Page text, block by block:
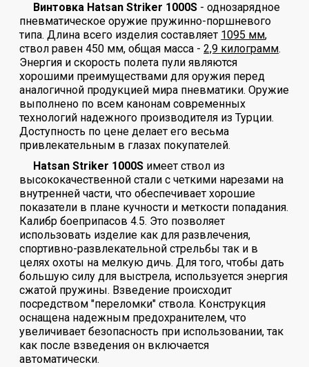
Винтовка Hatsan Striker 1000S - однозарядное
пневматическое оружие пружинно-поршневого
типа. Длина всего изделия составляет 1095 мм,
ствол равен 450 мм, общая масса -2,9 килограмм.
Энергия и скорость полета пули являются
хорошими преимуществами для оружия перед
аналогичной продукцией мира пневматики. Оружие
выполнено по всем канонам современных
технологий надежного производителя из Турции.
Доступность по цене делает его весьма
привлекательным в глазах покупателей.
Hatsan Striker 1000S имеет ствол из
высококачественной стали с четкими нарезами на
внутренней части, что обеспечивает хорошие
показатели в плане кучности и меткости попадания.
Калибр боеприпасов 4.5. Это позволяет
использовать изделие как для развлечения,
спортивно-развлекательной стрельбы так и в
целях охоты на мелкую дичь. Для того, чтобы дать
большую силу для выстрела, используется энергия
сжатой пружины. Взведение происходит
посредством "переломки" ствола. Конструкция
оснащена надежным предохранителем, что
увеличивает безопасность при использовании, так
как после взведения он включается
автоматически.